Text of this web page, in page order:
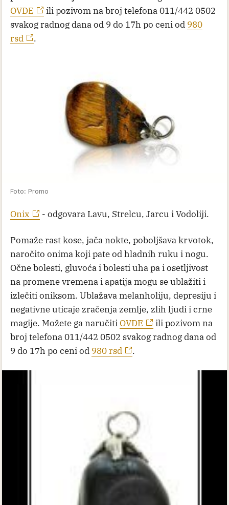
OVDE
ili pozivom na broj telefona 011/442 0502
svakog radnog dana od 9 do 17h po ceni od 980
rsd
.
Foto: Promo
Onix - odgovara Lavu, Strelcu, Jarcu i Vodoliji.
Pomaže rast kose, jača nokte, poboljšava krvotok,
naročito onima koji pate od hladnih ruku i nogu.
Očne bolesti, gluvoća i bolesti uha pa i osetljivost
na promene vremena i apatija mogu se ublažiti i
izlečiti oniksom. Ublažava melanholiju, depresiju i
negativne uticaje zračenja zemlje, zlih ljudi i crne
magije. Možete ga naručitiOVDE
ili pozivom na
broj telefona 011/442 0502 svakog radnog dana od
9 do 17h po ceni od 980 rsd .